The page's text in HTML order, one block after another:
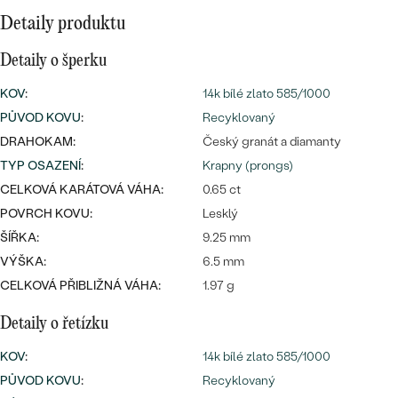
Wave kolekce
PROHLÉDNOUT
PODLE TVARU KAMENE
NA MÍRU
DIAMANTY
Personalizované
přívěsky
Nejprodávanější
prsteny
Detaily produktu
Detaily o šperku
KOV:
14k bílé zlato 585/1000
PŮVOD KOVU:
Recyklovaný
DRAHOKAM:
Český granát a diamanty
TYP OSAZENÍ:
Krapny (prongs)
CELKOVÁ KARÁTOVÁ VÁHA:
0.65 ct
POVRCH KOVU:
Lesklý
ŠÍŘKA:
9.25 mm
VÝŠKA:
6.5 mm
CELKOVÁ PŘIBLIŽNÁ VÁHA:
1.97 g
Detaily o řetízku
KOV:
14k bílé zlato 585/1000
PŮVOD KOVU:
Recyklovaný